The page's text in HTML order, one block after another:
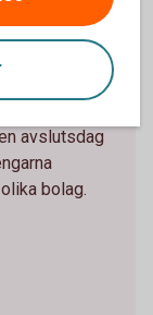
före
kurs.
avslutsdag
bolag.